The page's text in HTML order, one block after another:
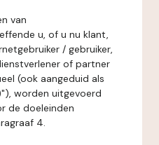
van
u, of u nu klant,
/ gebruiker,
of partner
(ook aangeduid als
worden uitgevoerd
de doeleinden
4.